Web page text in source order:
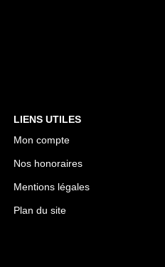
LIENS UTILES
Mon compte
Nos honoraires
Mentions légales
Plan du site